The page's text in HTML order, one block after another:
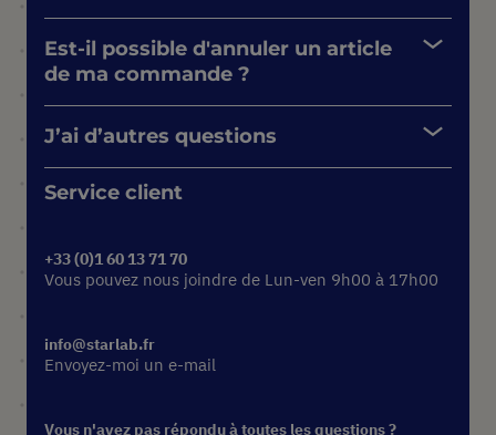
Est-il possible d'annuler un article
de ma commande ?
J’ai d’autres questions
Service client
+33 (0)1 60 13 71 70
Vous pouvez nous joindre de Lun-ven 9h00 à 17h00
info@starlab.fr
Envoyez-moi un e-mail
Vous n'avez pas répondu à toutes les questions ?